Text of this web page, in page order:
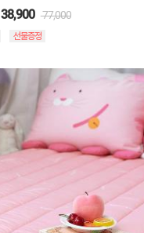
38,900 77,000
선물증정